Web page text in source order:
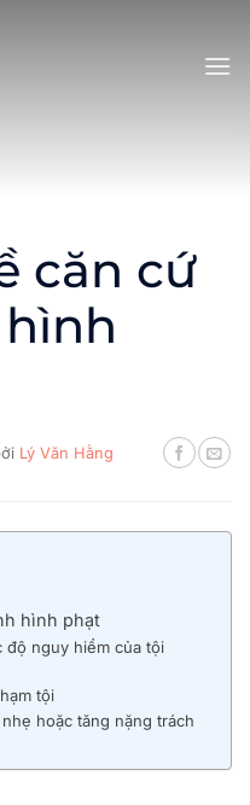
căn cứ
Lý Văn Hằng
hình phạt
độ nguy hiểm của tội
tội
hoặc tăng nặng trách